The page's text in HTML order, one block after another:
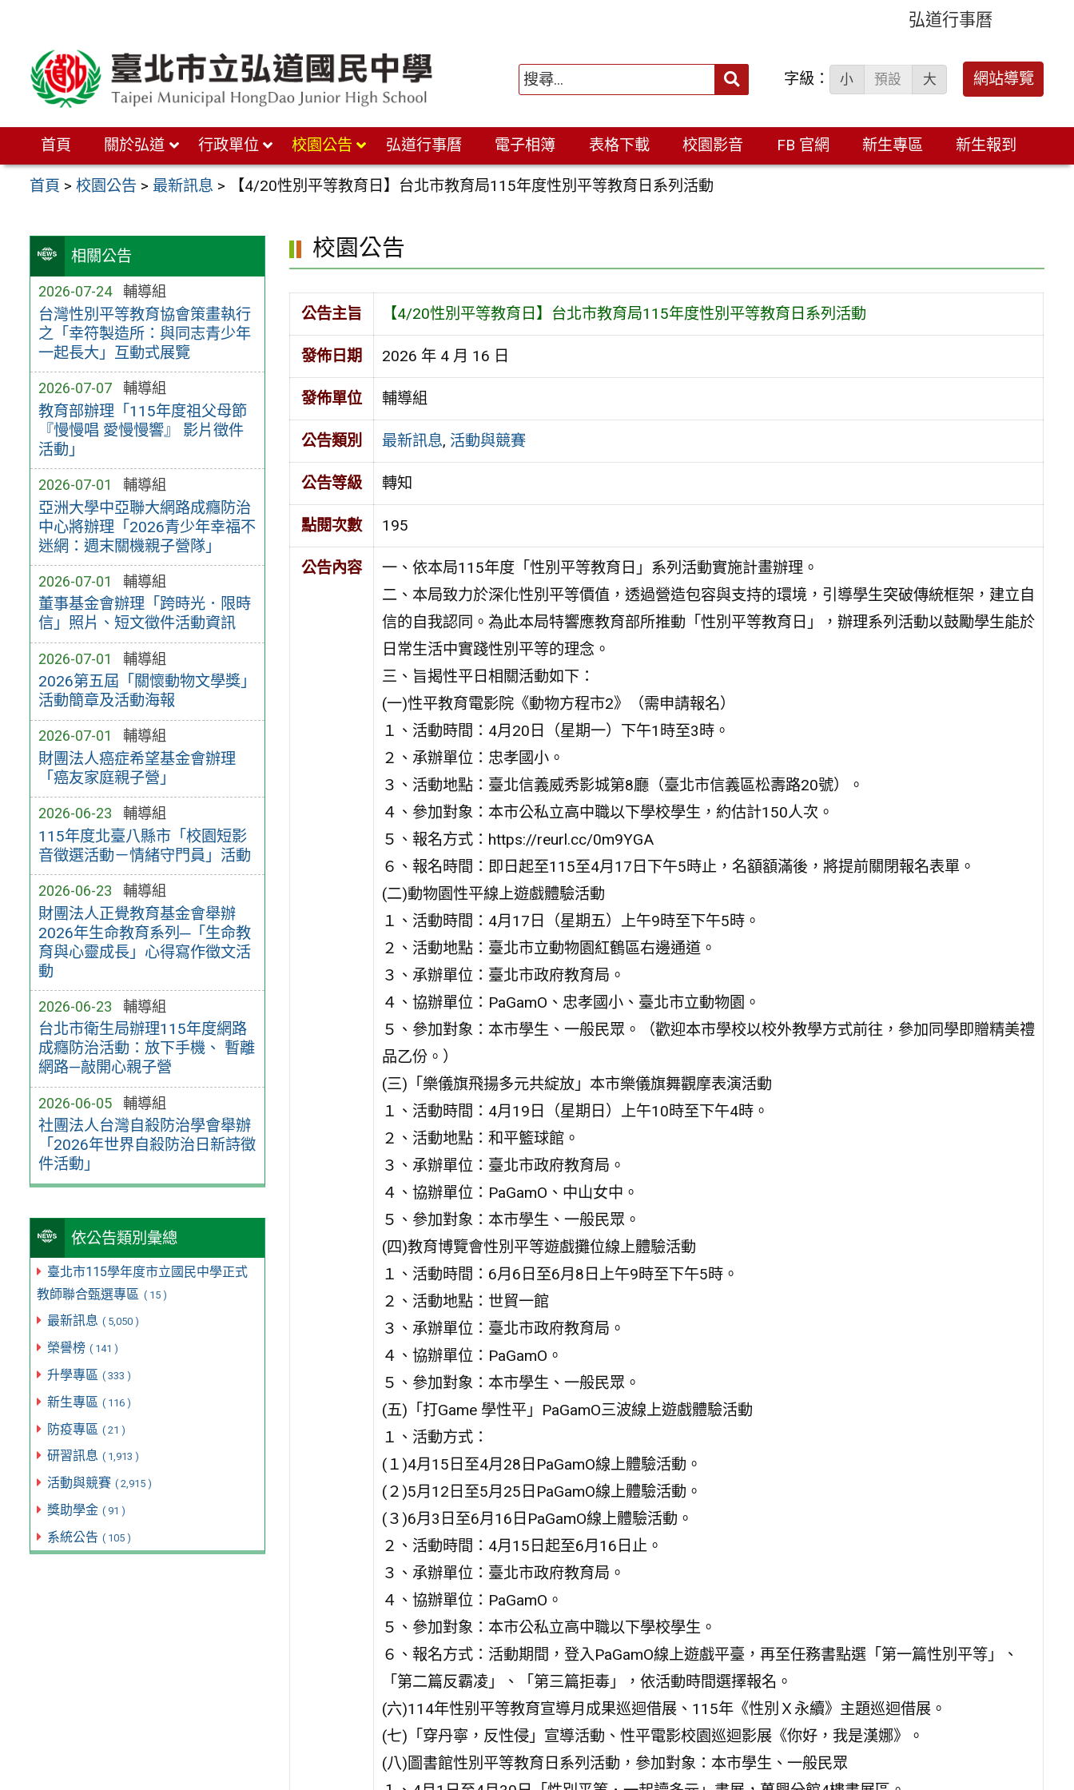
弘道行事曆
搜
字級： 小 預設 大 網站導覽
首頁 關於弘道 行政單位 校園公告 弘道行事曆 電子相簿 表格下載 校園影音 FB 官網 新生專區 新生報到
首頁 >校園公告 > 最新訊息 > 【4/20性別平等教育日】台北市教育局115年度性別平等教育日系列活動
相關公告
2026-07-24 輔導組
台灣性別平等教育協會策畫執行
之「幸符製造所：與同志青少年
一起長大」互動式展覽
2026-07-07 輔導組
教育部辦理「115年度祖父母節
『慢慢唱 愛慢慢響』 影片徵件
活動」
2026-07-01 輔導組
亞洲大學中亞聯大網路成癮防治
中心將辦理「2026青少年幸福不
迷網：週末關機親子營隊」
2026-07-01 輔導組
董事基金會辦理「跨時光．限時
信」照片、短文徵件活動資訊
2026-07-01 輔導組
2026第五屆「關懷動物文學獎」
活動簡章及活動海報
2026-07-01 輔導組
財團法人癌症希望基金會辦理
「癌友家庭親子營」
2026-06-23 輔導組
115年度北臺八縣市「校園短影
音徵選活動－情緒守門員」活動
2026-06-23 輔導組
財團法人正覺教育基金會舉辦
2026年生命教育系列─「生命教
育與心靈成長」心得寫作徵文活
動
2026-06-23 輔導組
台北市衛生局辦理115年度網路
成癮防治活動：放下手機、 暫離
網路—敲開心親子營
2026-06-05 輔導組
社團法人台灣自殺防治學會舉辦
「2026年世界自殺防治日新詩徵
件活動」
依公告類別彙總
臺北市115學年度市立國民中學正式
教師聯合甄選專區 ( 15 )
最新訊息 ( 5,050 )
榮譽榜 ( 141 )
升學專區 ( 333 )
新生專區 ( 116 )
防疫專區 ( 21 )
研習訊息 ( 1,913 )
活動與競賽 ( 2,915 )
獎助學金 ( 91 )
系統公告 ( 105 )
校園公告
公告主旨 【4/20性別平等教育日】台北市教育局115年度性別平等教育日系列活動
發佈日期 2026 年 4 月 16 日
發佈單位 輔導組
公告類別 最新訊息, 活動與競賽
公告等級 轉知
點閱次數 195
公告內容
一、依本局115年度「性別平等教育日」系列活動實施計畫辦理。
二、本局致力於深化性別平等價值，透過營造包容與支持的環境，引導學生突破傳統框架，建立自
信的自我認同。為此本局特響應教育部所推動「性別平等教育日」，辦理系列活動以鼓勵學生能於
日常生活中實踐性別平等的理念。
三、旨揭性平日相關活動如下：
(一)性平教育電影院《動物方程市2》（需申請報名）
１、活動時間：4月20日（星期一）下午1時至3時。
２、承辦單位：忠孝國小。
３、活動地點：臺北信義威秀影城第8廳（臺北市信義區松壽路20號）。
４、參加對象：本市公私立高中職以下學校學生，約估計150人次。
５、報名方式：https://reurl.cc/0m9YGA
６、報名時間：即日起至115至4月17日下午5時止，名額額滿後，將提前關閉報名表單。
(二)動物園性平線上遊戲體驗活動
１、活動時間：4月17日（星期五）上午9時至下午5時。
２、活動地點：臺北市立動物園紅鶴區右邊通道。
３、承辦單位：臺北市政府教育局。
４、協辦單位：PaGamO、忠孝國小、臺北市立動物園。
５、參加對象：本市學生、一般民眾。（歡迎本市學校以校外教學方式前往，參加同學即贈精美禮
品乙份。）
(三)「樂儀旗飛揚多元共綻放」本市樂儀旗舞觀摩表演活動
１、活動時間：4月19日（星期日）上午10時至下午4時。
２、活動地點：和平籃球館。
３、承辦單位：臺北市政府教育局。
４、協辦單位：PaGamO、中山女中。
５、參加對象：本市學生、一般民眾。
(四)教育博覽會性別平等遊戲攤位線上體驗活動
１、活動時間：6月6日至6月8日上午9時至下午5時。
２、活動地點：世貿一館
３、承辦單位：臺北市政府教育局。
４、協辦單位：PaGamO。
５、參加對象：本市學生、一般民眾。
(五)「打Game 學性平」PaGamO三波線上遊戲體驗活動
１、活動方式：
(１)4月15日至4月28日PaGamO線上體驗活動。
(２)5月12日至5月25日PaGamO線上體驗活動。
(３)6月3日至6月16日PaGamO線上體驗活動。
２、活動時間：4月15日起至6月16日止。
３、承辦單位：臺北市政府教育局。
４、協辦單位：PaGamO。
５、參加對象：本市公私立高中職以下學校學生。
６、報名方式：活動期間，登入PaGamO線上遊戲平臺，再至任務書點選「第一篇性別平等」、
「第二篇反霸凌」、「第三篇拒毒」，依活動時間選擇報名。
(六)114年性别平等教育宣導月成果巡迴借展、115年《性別Ｘ永續》主題巡迴借展。
(七)「穿丹寧，反性侵」宣導活動、性平電影校園巡迴影展《你好，我是漢娜》。
(八)圖書館性別平等教育日系列活動，參加對象：本市學生、一般民眾